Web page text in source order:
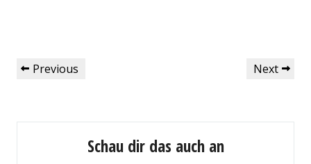
Beitragsnavigation
Previous
Previous
Next
Next
Schau dir das auch an